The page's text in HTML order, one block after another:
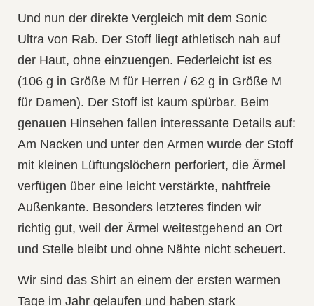
Und nun der direkte Vergleich mit dem Sonic
Ultra von Rab. Der Stoff liegt athletisch nah auf
der Haut, ohne einzuengen. Federleicht ist es
(106 g in Größe M für Herren / 62 g in Größe M
für Damen). Der Stoff ist kaum spürbar. Beim
genauen Hinsehen fallen interessante Details auf:
Am Nacken und unter den Armen wurde der Stoff
mit kleinen Lüftungslöchern perforiert, die Ärmel
verfügen über eine leicht verstärkte, nahtfreie
Außenkante. Besonders letzteres finden wir
richtig gut, weil der Ärmel weitestgehend an Ort
und Stelle bleibt und ohne Nähte nicht scheuert.
Wir sind das Shirt an einem der ersten warmen
Tage im Jahr gelaufen und haben stark